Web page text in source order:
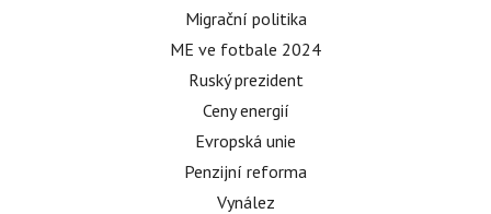
Migrační politika
ME ve fotbale 2024
Ruský prezident
Ceny energií
Evropská unie
Penzijní reforma
Vynález